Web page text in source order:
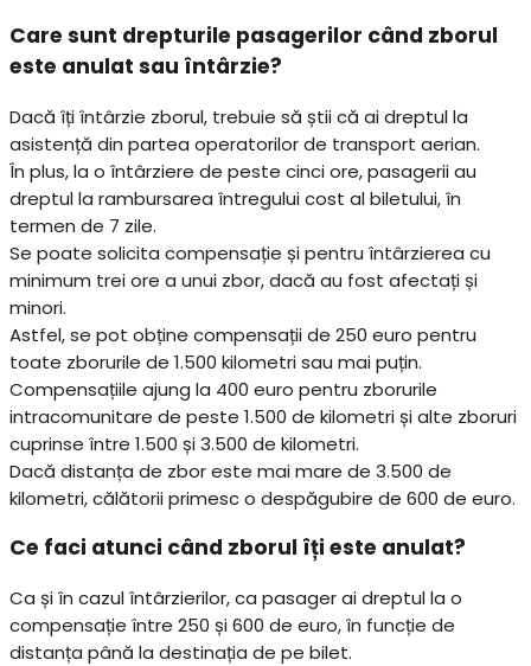
Care sunt drepturile pasagerilor când zborul
este anulat sau întârzie?
Dacă îți întârzie zborul, trebuie să știi că ai dreptul la
asistență din partea operatorilor de transport aerian.
În plus, la o întârziere de peste cinci ore, pasagerii au
dreptul la rambursarea întregului cost al biletului, în
termen de 7 zile.
Se poate solicita compensație și pentru întârzierea cu
minimum trei ore a unui zbor, dacă au fost afectați și
minori.
Astfel, se pot obține compensații de 250 euro pentru
toate zborurile de 1.500 kilometri sau mai puțin.
Compensațiile ajung la 400 euro pentru zborurile
intracomunitare de peste 1.500 de kilometri și alte zboruri
cuprinse între 1.500 și 3.500 de kilometri.
Dacă distanța de zbor este mai mare de 3.500 de
kilometri, călătorii primesc o despăgubire de 600 de euro.
Ce faci atunci când zborul îți este anulat?
Ca și în cazul întârzierilor, ca pasager ai dreptul la o
compensație între 250 și 600 de euro, în funcție de
distanța până la destinația de pe bilet.